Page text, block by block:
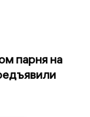
парня на